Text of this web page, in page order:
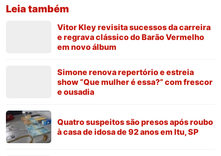
Leia também
Vitor Kley revisita sucessos da carreira
e regrava clássico do Barão Vermelho
em novo álbum
Simone renova repertório e estreia
show “Que mulher é essa?” com frescor
e ousadia
Quatro suspeitos são presos após roubo
à casa de idosa de 92 anos em Itu, SP